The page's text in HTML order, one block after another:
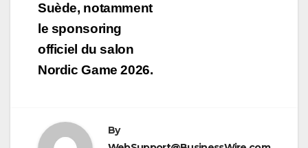
Suède, notamment
le sponsoring
officiel du salon
Nordic Game 2026.
By